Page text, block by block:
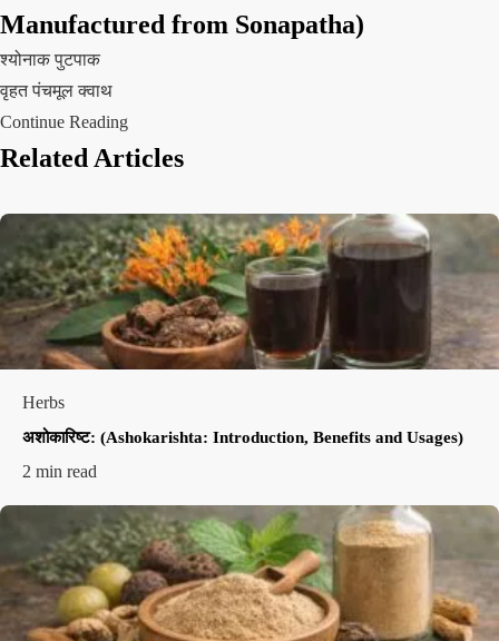
Manufactured from Sonapatha)
श्योनाक पुटपाक
वृहत पंचमूल क्वाथ
Continue Reading
Related Articles
Herbs
अशोकारिष्ट: (Ashokarishta: Introduction, Benefits and Usages)
2 min read